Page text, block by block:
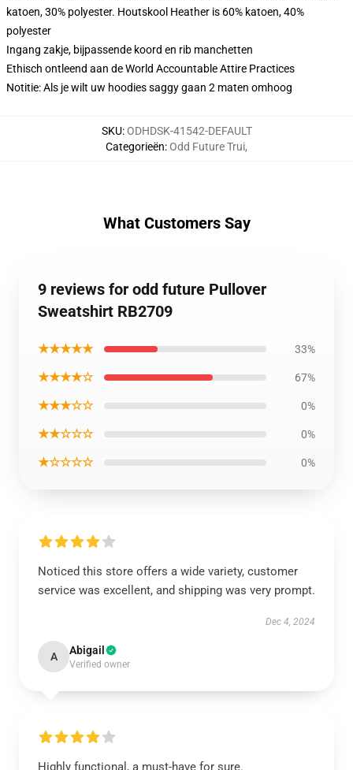
katoen, 30% polyester. Houtskool Heather is 60% katoen, 40%
polyester
Ingang zakje, bijpassende koord en rib manchetten
Ethisch ontleend aan de World Accountable Attire Practices
Notitie: Als je wilt uw hoodies saggy gaan 2 maten omhoog
SKU:ODHDSK-41542-DEFAULT
Categorieën:Odd Future Trui,
What Customers Say
9 reviews for odd future Pullover
Sweatshirt RB2709
★★★★★ 33%
★★★★☆ 67%
★★★☆☆ 0%
★★☆☆☆ 0%
★☆☆☆☆ 0%
Noticed this store offers a wide variety, customer
service was excellent, and shipping was very prompt.
Dec 4, 2024
A Abigail
Verified owner
Highly functional, a must-have for sure.